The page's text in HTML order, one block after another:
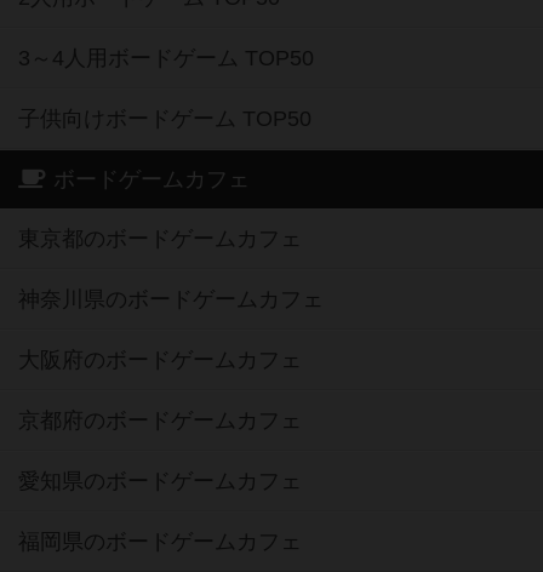
3～4人用ボードゲーム TOP50
子供向けボードゲーム TOP50
ボードゲームカフェ
東京都のボードゲームカフェ
神奈川県のボードゲームカフェ
大阪府のボードゲームカフェ
京都府のボードゲームカフェ
愛知県のボードゲームカフェ
福岡県のボードゲームカフェ